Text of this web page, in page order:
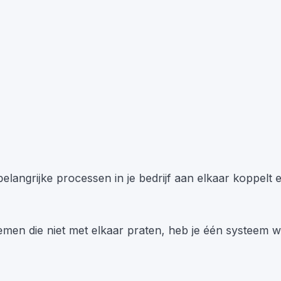
processen in je bedrijf aan elkaar koppelt
die niet met elkaar praten, heb je één systeem